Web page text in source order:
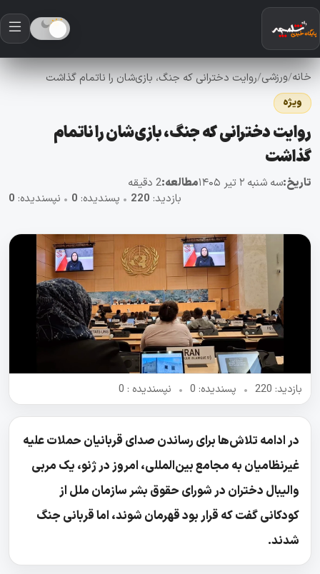
خانه/ورزشی/روایت دخترانی که جنگ، بازی‌شان را ناتمام گذاشت
ویژه
روایت دخترانی که جنگ، بازی‌شان را ناتمام
گذاشت
تاریخ:سه شنبه ۲ تیر ۱۴۰۵ مطالعه:2 دقیقه
بازدید: 220
• پسندیده: 0
• نپسندیده: 0
بازدید: 220 • پسندیده: 0 • نپسندیده‌ : 0
در ادامه تلاش‌ها برای رساندن صدای قربانیان حملات علیه
غیرنظامیان به مجامع بین‌المللی، امروز در ژنو، یک مربی
والیبال دختران در شورای حقوق بشر سازمان ملل از
کودکانی گفت که قرار بود قهرمان شوند، اما قربانی جنگ
شدند.